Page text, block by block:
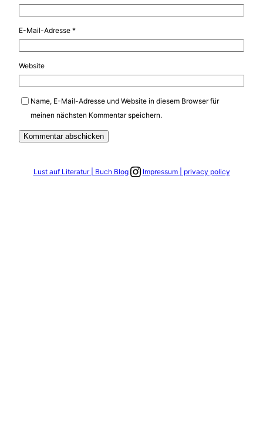
E-Mail-Adresse *
Website
Name, E-Mail-Adresse und Website in diesem Browser für
meinen nächsten Kommentar speichern.
Lust auf Literatur | Buch BlogLink zum Instagram Account
Impressum | privacy policy